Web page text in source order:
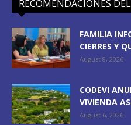
RECOMENDACIONES
FAMILIA
CIERRES Y
August 8, 2026
CODEVI
VIVIENDA
August 6, 2026